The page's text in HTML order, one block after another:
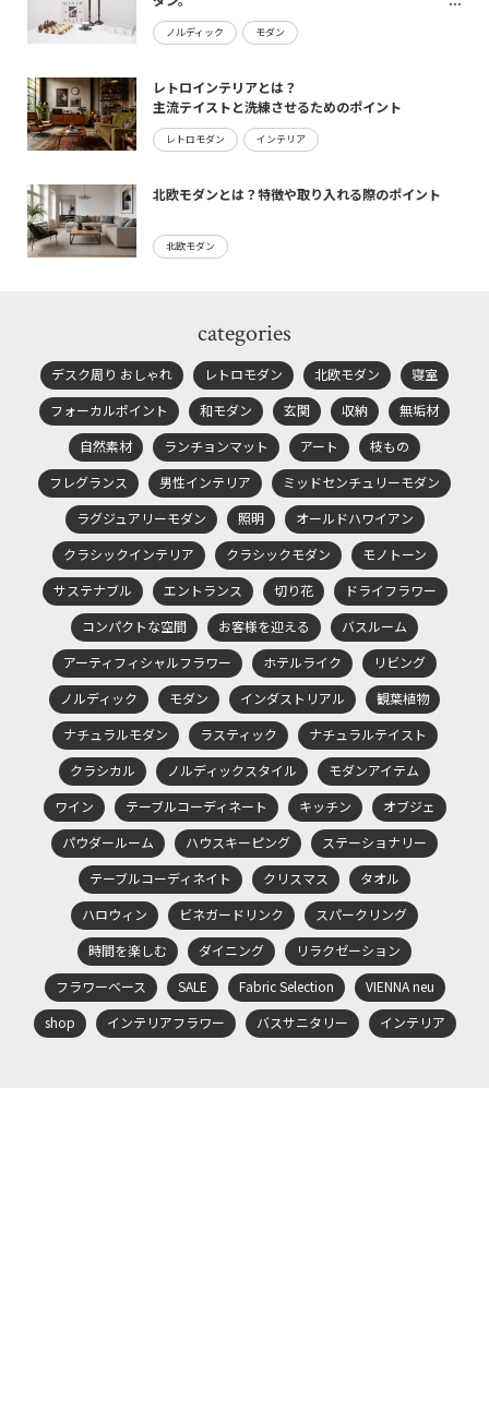
maturite新作のご案内
ノルディック モダン
レトロインテリアとは？
主流テイストと洗練させるためのポイント
レトロモダン インテリア
北欧モダンとは？特徴や取り入れる際のポイント
北欧モダン
categories
デスク周り おしゃれ レトロモダン 北欧モダン
寝室
フォーカルポイント
和モダン 玄関 収納
無垢材
自然素材
ランチョンマット アート
枝もの
フレグランス
男性インテリア
ミッドセンチュリーモダン
ラグジュアリーモダン
照明
オールドハワイアン
クラシックインテリア
クラシックモダン
モノトーン
サステナブル
エントランス 切り花
ドライフラワー
コンパクトな空間
お客様を迎える
バスルーム
アーティフィシャルフラワー
ホテルライク
リビング
ノルディック
モダン インダストリアル
観葉植物
ナチュラルモダン
ラスティック
ナチュラルテイスト
クラシカル
ノルディックスタイル
モダンアイテム
ワイン
テーブルコーディネート キッチン
オブジェ
パウダールーム
ハウスキーピング
ステーショナリー
テーブルコーディネイト
クリスマス
タオル
ハロウィン
ビネガードリンク
スパークリング
時間を楽しむ
ダイニング
リラクゼーション
フラワーベース
SALE Fabric Selection
VIENNA neu
shop
インテリアフラワー バスサニタリー インテリア